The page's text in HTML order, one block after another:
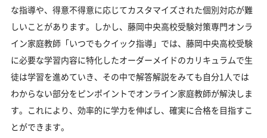
な指導や、得意不得意に応じてカスタマイズされた個別対応が難
しいことがあります。しかし、藤岡中央高校受験対策専門オンラ
イン家庭教師「いつでもクイック指導」では、藤岡中央高校受験
に必要な学習内容に特化したオーダーメイドのカリキュラムで生
徒は学習を進めていき、その中で解答解説をみても自分1人では
わからない部分をピンポイントでオンライン家庭教師が解決しま
す。これにより、効率的に学力を伸ばし、確実に合格を目指すこ
とができます。